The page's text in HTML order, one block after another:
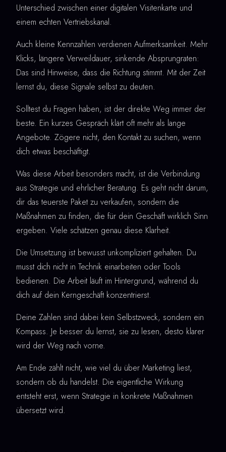
Unterschied zwischen einer digitalen Visitenkarte und
einem echten Vertriebskanal.
Auch kleine Kennzahlen verdienen Aufmerksamkeit. Mehr
Klicks, längere Verweildauer, sinkende Absprungraten:
Das sind Hinweise, dass die Richtung stimmt. Mit der Zeit
lernst du, diese Signale selbst zu deuten.
Solltest du Fragen haben, ist der direkte Weg immer der
beste. Ein kurzes Gespräch klärt oft mehr als lange
Angebote. Zögere nicht, den Kontakt zu suchen, wenn
dich etwas beschäftigt.
Was diese Arbeit besonders macht, ist die Verbindung
aus Strategie und ehrlicher Beratung. Es geht nicht darum,
dir das teuerste Paket zu verkaufen, sondern die
Maßnahmen zu finden, die für dein Geschäft wirklich Sinn
ergeben. Viele schätzen genau diese Klarheit.
Die Umsetzung ist bewusst unkompliziert gehalten. Du
musst dich nicht in Technik einarbeiten oder Tools
bedienen. Die Arbeit läuft im Hintergrund, während du
dich auf dein Kerngeschäft konzentrierst.
Deine Zahlen sind dabei kein Selbstzweck, sondern ein
Kompass. Je besser du lernst, sie zu lesen, desto klarer
wird der Weg nach vorne.
Am Ende zählt nicht, wie viel du über Marketing liest,
sondern ob du handelst. Die eigentliche Wirkung
entsteht erst, wenn Strategie in konkrete Maßnahmen
übersetzt wird.